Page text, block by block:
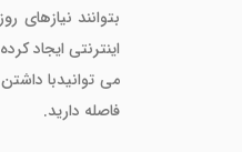
بتوانند
اینترنتی ایجاد
می توانیدبا
فاصله دارید.